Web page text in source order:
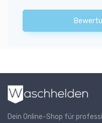
Dein Online-Shop für